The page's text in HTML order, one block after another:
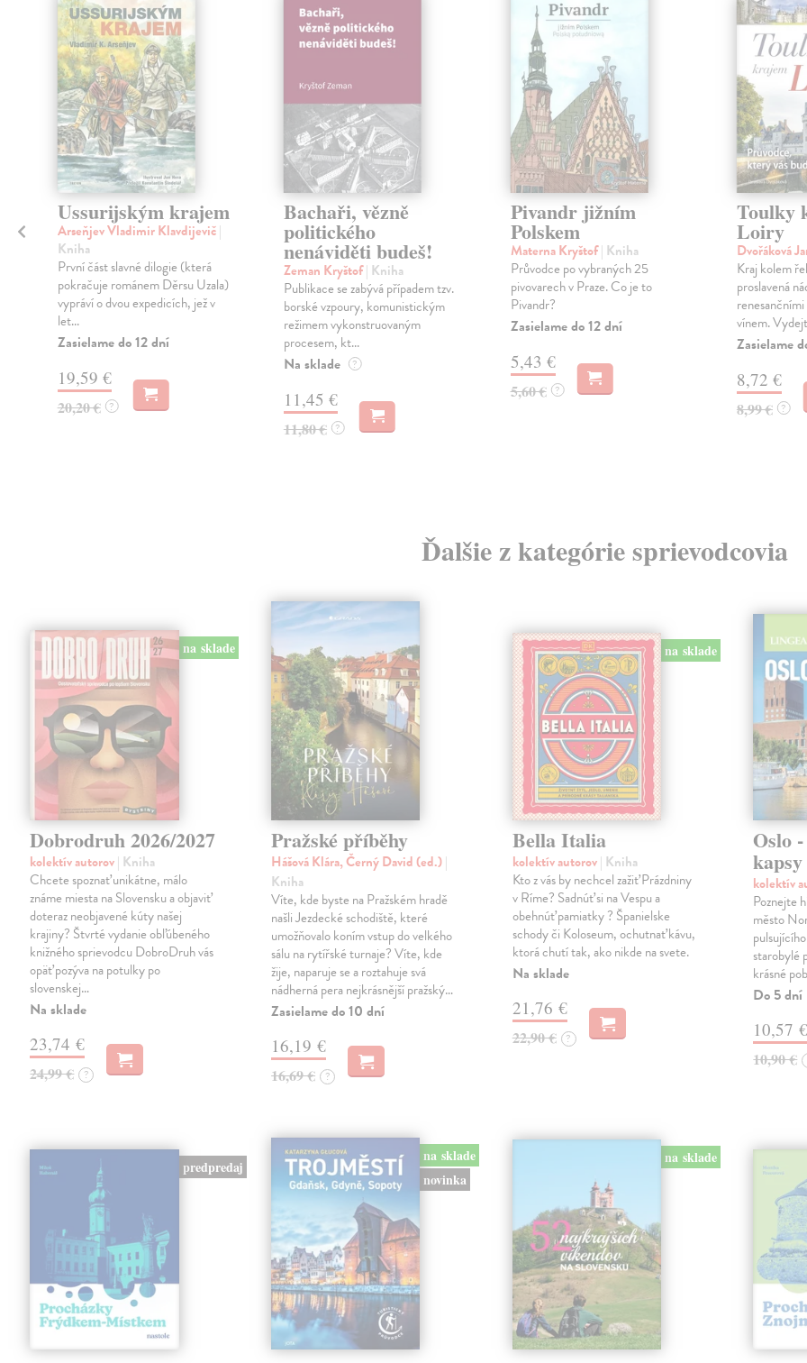
Ussurijským krajem
Arseňjev Vladimir Klavdijevič|
Kniha
První část slavné dilogie (která
pokračuje románem Děrsu Uzala)
vypráví o dvou expedicích, jež v
let...
Zasielame do 12 dní
19,59 €
20,20 € ?
Bachaři, vězně
politického
nenáviděti budeš!
Zeman Kryštof| Kniha
Publikace se zabývá případem tzv.
borské vzpoury, komunistickým
režimem vykonstruovaným
procesem, kt...
Na sklade ?
11,45 €
11,80 € ?
Pivandr jižním
Polskem
Materna Kryštof| Kniha
Průvodce po vybraných 25
pivovarech v Praze. Co je to
Pivandr?
Zasielame do 12 dní
5,43 €
5,60 € ?
Toulky
Loiry
Dvořáková
Kraj kolem
proslavená
vínem.
Zasielame
8,72 €
8,99 € ?
Ďalšie z kategórie sprievodcovia
na sklade
Dobrodruh 2026/2027
kolektív autorov| Kniha
Chcete spoznať unikátne, málo
známe miesta na Slovensku a objaviť
doteraz neobjavené kúty našej
krajiny? Štvrté vydanie obľúbeného
knižného sprievodcu DobroDruh vás
opäť pozýva na potulky po
slovenskej…
Na sklade
23,74 €
24,99 € ?
Pražské příběhy
Hášová Klára, Černý David (ed.)|
Kniha
Víte, kde byste na Pražském hradě
našli Jezdecké schodiště, které
umožňovalo koním vstup do velkého
sálu na rytířské turnaje? Víte, kde
žije, naparuje se a roztahuje svá
nádherná pera nejkrásnější pražský…
Zasielame do 10 dní
16,19 €
16,69 € ?
na sklade
Bella Italia
kolektív autorov| Kniha
Kto z vás by nechcel zažiť Prázdniny
v Ríme? Sadnúť si na Vespu a
obehnúť pamiatky ? Španielske
schody či Koloseum, ochutnať kávu,
ktorá chutí tak, ako nikde na svete.
Na sklade
21,76 €
22,90 € ?
Oslo
kapsy
kolektív
Poznejte
město
starobylé
krásné
Do 5 dní
10,57 €
10,90 €
predpredaj
na sklade
novinka
na sklade